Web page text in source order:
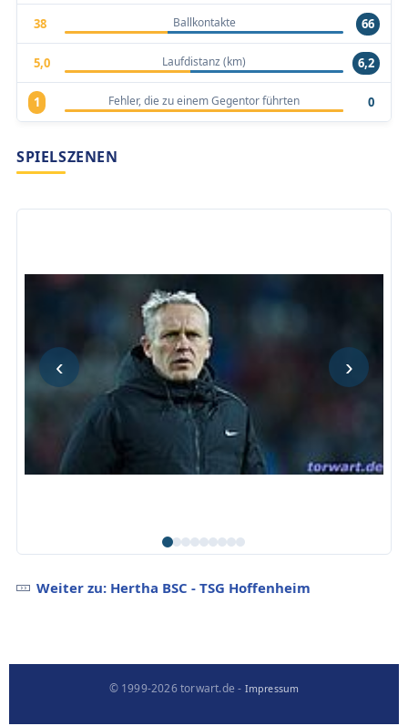
38 Ballkontakte 66
5,0 Laufdistanz (km) 6,2
1 Fehler, die zu einem Gegentor führten 0
SPIELSZENEN
‹ ›
Weiter zu: Hertha BSC - TSG Hoffenheim
© 1999-2026 torwart.de - Impressum